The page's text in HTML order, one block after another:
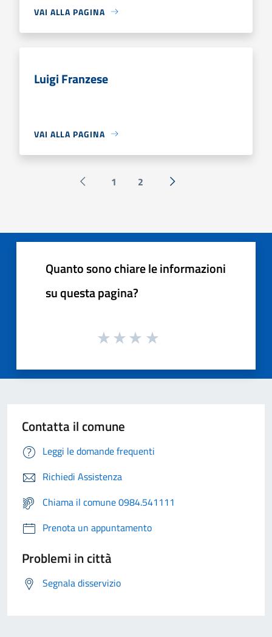
VAI ALLA PAGINA
Luigi Franzese
VAI ALLA PAGINA
Pagina precedente
1 2 Successiva »
Quanto sono chiare le informazioni
su questa pagina?
Contatta il comune
Leggi le domande frequenti
Richiedi Assistenza
Chiama il comune 0984.541111
Prenota un appuntamento
Problemi in città
Segnala disservizio